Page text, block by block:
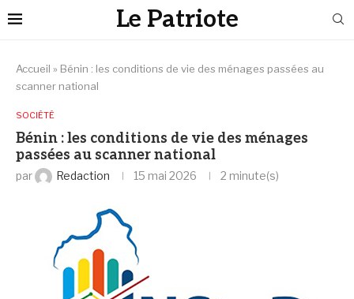
Le Patriote
Accueil » Bénin : les conditions de vie des ménages passées au
scanner national
SOCIÉTÉ
Bénin : les conditions de vie des ménages
passées au scanner national
par Redaction 15 mai 2026 2 minute(s)